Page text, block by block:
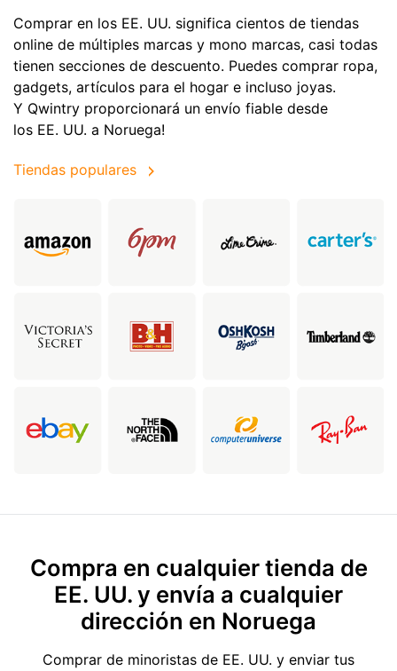
Comprar en los EE. UU. significa cientos de tiendas
online de múltiples marcas y mono marcas, casi todas
tienen secciones de descuento. Puedes comprar ropa,
gadgets, artículos para el hogar e incluso joyas.
Y Qwintry proporcionará un envío fiable desde
los EE. UU. a Noruega!
Tiendas populares
Compra en cualquier tienda de
EE. UU. y envía a cualquier
dirección en Noruega
Comprar de minoristas de EE. UU. y enviar tus